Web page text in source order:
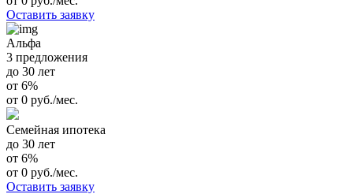
Оставить заявку
Альфа
3 предложения
до 30 лет
от 6%
от 0 руб./мес.
Семейная ипотека
до 30 лет
от 6%
от 0 руб./мес.
Оставить заявку